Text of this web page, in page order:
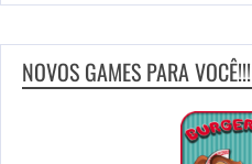
NOVOS GAMES PARA VOCÊ!!!